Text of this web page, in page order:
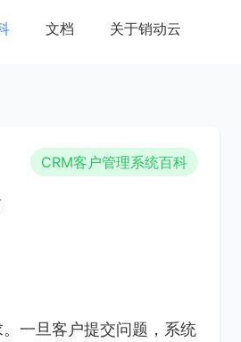
文档 关于销动云
CRM客户管理系统百科
一旦客户提交问题，系统